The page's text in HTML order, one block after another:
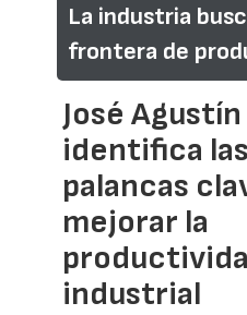
La industria
frontera de
José
identifica
palancas
mejorar la
industrial